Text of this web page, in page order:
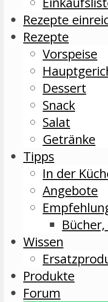
Rezepte
Rezepte
Vorspeise
Dessert
Snack
Salat
Getränke
Tipps
In der
Angebote
Wissen
Produkte
Forum